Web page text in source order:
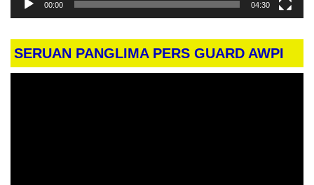
00:00 04:30
SERUAN PANGLIMA PERS GUARD AWPI